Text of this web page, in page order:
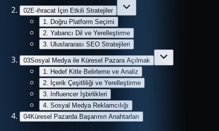
02E-ihracat İçin Etkili Stratejiler
1. Doğru Platform Seçimi
2. Yabancı Dil ve Yerelleştirme
3. Uluslararası SEO Stratejileri
03Sosyal Medya ile Küresel Pazara Açılmak
1. Hedef Kitle Belirleme ve Analiz
2. İçerik Çeşitliliği ve Yerelleştirme
3. Influencer İşbirlikleri
4. Sosyal Medya Reklamcılığı
04Küresel Pazarda Başarının Anahtarları